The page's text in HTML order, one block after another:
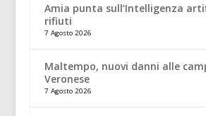
Amia punta sull’Intelligenza
rifiuti
7 Agosto 2026
Maltempo, nuovi danni alle
Veronese
7 Agosto 2026